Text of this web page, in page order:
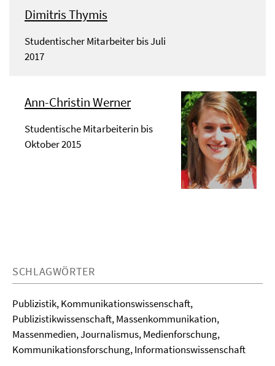
Dimitris Thymis
Studentischer Mitarbeiter bis Juli
2017
Ann-Christin Werner
Studentische Mitarbeiterin bis
Oktober 2015
SCHLAGWÖRTER
Publizistik, Kommunikationswissenschaft,
Publizistikwissenschaft, Massenkommunikation,
Massenmedien, Journalismus, Medienforschung,
Kommunikationsforschung, Informationswissenschaft